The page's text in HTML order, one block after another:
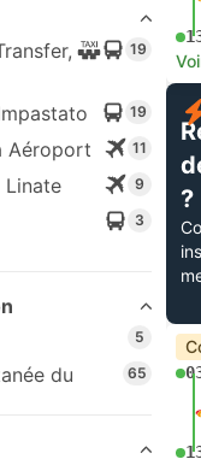
19
19
Aéroport 11
Linate 9
3
5
du
65
?